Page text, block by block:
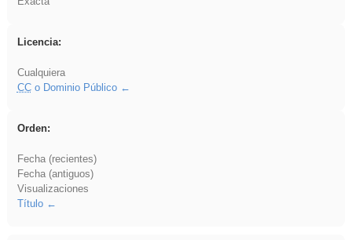
Licencia:
Cualquiera
CCo Dominio Público
Orden:
Fecha (recientes)
Fecha (antiguos)
Visualizaciones
Título